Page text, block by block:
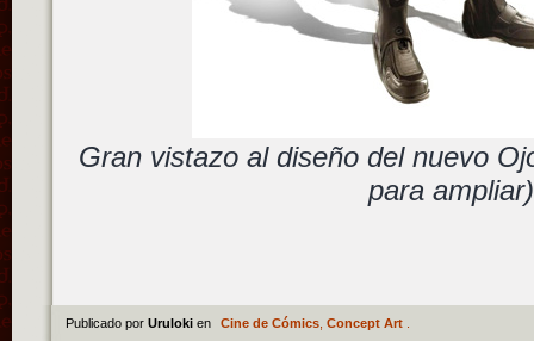
Gran vistazo al diseño del nuevo
para ampliar)
Publicado por Uruloki en Cine de Cómics, Concept Art.